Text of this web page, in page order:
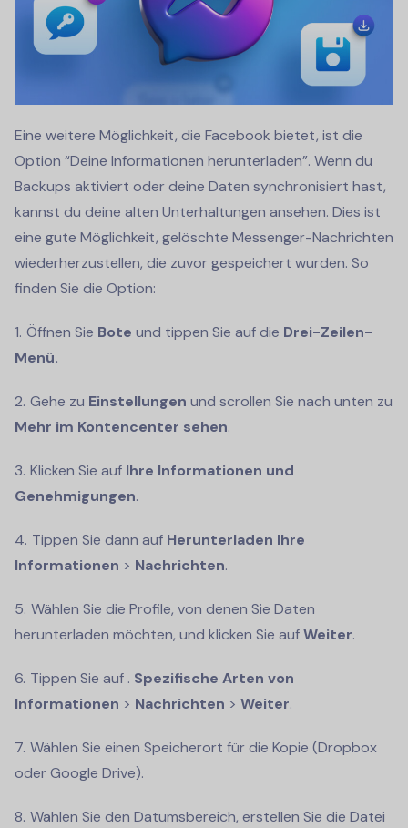
Eine weitere Möglichkeit, die Facebook bietet, ist die
Option “Deine Informationen herunterladen”. Wenn du
Backups aktiviert oder deine Daten synchronisiert hast,
kannst du deine alten Unterhaltungen ansehen. Dies ist
eine gute Möglichkeit, gelöschte Messenger-Nachrichten
wiederherzustellen, die zuvor gespeichert wurden. So
finden Sie die Option:
Öffnen Sie Bote und tippen Sie auf die Drei-Zeilen-
Menü.
Gehe zu Einstellungen und scrollen Sie nach unten zu
Mehr im Kontencenter sehen.
Klicken Sie auf Ihre Informationen und
Genehmigungen.
Tippen Sie dann auf Herunterladen Ihre
Informationen > Nachrichten.
Wählen Sie die Profile, von denen Sie Daten
herunterladen möchten, und klicken Sie aufWeiter.
Tippen Sie auf . Spezifische Arten von
Informationen > Nachrichten > Weiter.
Wählen Sie einen Speicherort für die Kopie (Dropbox
oder Google Drive).
Wählen Sie den Datumsbereich, erstellen Sie die Datei